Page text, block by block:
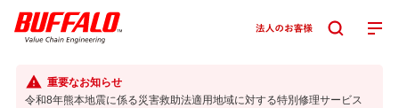
重要なお知らせ
令和8年熊本地震に係る災害救助法適用地域に対する特別修理サービス